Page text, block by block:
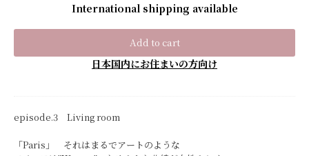
International shipping available
Add to cart
日本国内にお住まいの方向け
episode.3 Living room
「Paris」 それはまるでアートのような